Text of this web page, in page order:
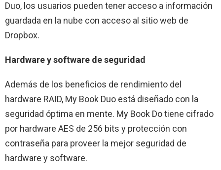
Duo, los usuarios pueden tener acceso a información
guardada en la nube con acceso al sitio web de
Dropbox.
Hardware y software de seguridad
Además de los beneficios de rendimiento del
hardware RAID, My Book Duo está diseñado con la
seguridad óptima en mente. My Book Do tiene cifrado
por hardware AES de 256 bits y protección con
contraseña para proveer la mejor seguridad de
hardware y software.